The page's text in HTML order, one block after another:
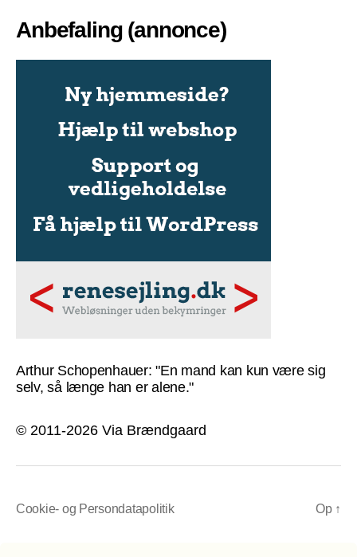
Anbefaling (annonce)
Arthur Schopenhauer: "En mand kan kun være sig
selv, så længe han er alene."
© 2011-2026 Via Brændgaard
Cookie- og Persondatapolitik Op ↑